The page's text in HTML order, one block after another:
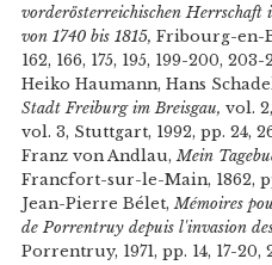
vorderösterreichischen Herrschaft
von 1740 bis 1815, Fribourg-en-
162, 166, 175, 195, 199-200,
Heiko Haumann, Hans
Stadt Freiburg im Breisgau, vol.
vol. 3, Stuttgart, 1992, pp. 24,
Franz von Andlau,Mein
Francfort-sur-le-Main, 1862,
Jean-Pierre Bélet,Mémoires
de Porrentruy depuis l'invasion
Porrentruy, 1971, pp. 14, 17-20,